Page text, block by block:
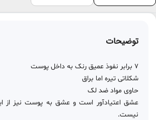
توضیحات
7 برابر نفوذ عمیق رنک به داخل پوست
شکلاتی تیره اما براق
حاوی مواد ضد لک
عشق اعتیادآور است و عشق به پوست نیز از
نیست.